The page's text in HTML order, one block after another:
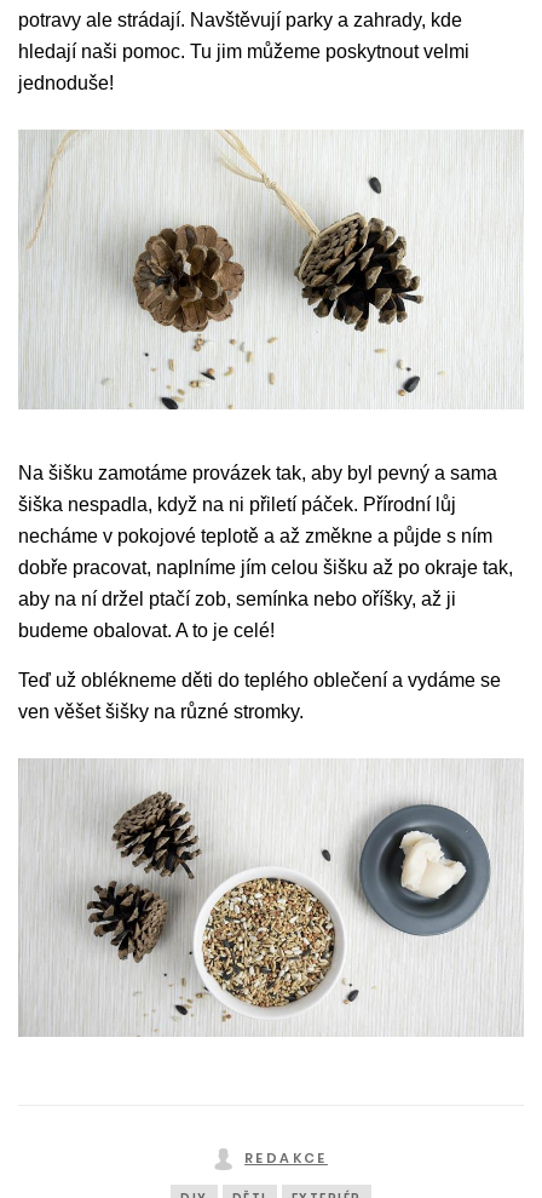
potravy ale strádají. Navštěvují parky a zahrady, kde
hledají naši pomoc. Tu jim můžeme poskytnout velmi
jednoduše!
Na šišku zamotáme provázek tak, aby byl pevný a sama
šiška nespadla, když na ni přiletí páček. Přírodní lůj
necháme v pokojové teplotě a až změkne a půjde s ním
dobře pracovat, naplníme jím celou šišku až po okraje tak,
aby na ní držel ptačí zob, semínka nebo oříšky, až ji
budeme obalovat. A to je celé!
Teď už oblékneme děti do teplého oblečení a vydáme se
ven věšet šišky na různé stromky.
REDAKCE